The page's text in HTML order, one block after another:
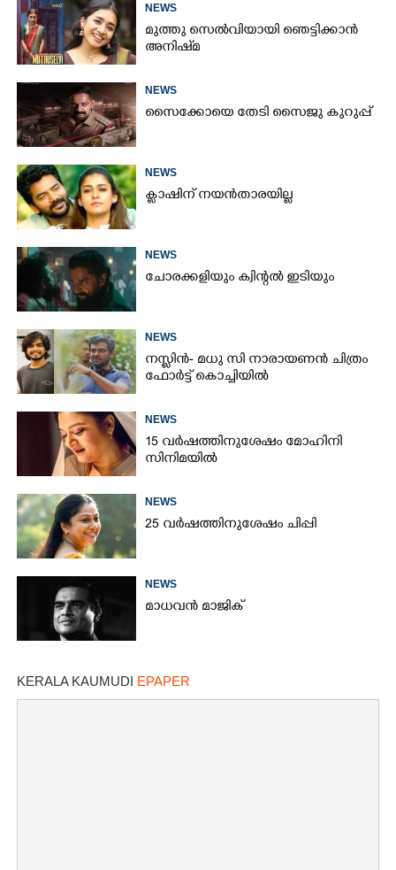
മോഹൻലാൽ
NEWS
മുത്തു സെൽവിയായി ഞെട്ടിക്കാൻ
അനിഷ്‌മ
NEWS
സൈക്കോയെ തേടി സൈജു കുറുപ്പ്
NEWS
ക്ലാഷിന് നയൻതാരയില്ല
NEWS
ചോരക്കളിയും ക്വിന്റൽ ഇടിയും
NEWS
നസ്ലിൻ- മധു സി നാരായണൻ ചിത്രം
ഫോർട്ട് കൊച്ചിയിൽ
NEWS
15 വർഷത്തിനുശേഷം മോഹിനി
സിനിമയിൽ
NEWS
25 വർഷത്തിനുശേഷം ചിപ്പി
NEWS
മാധവൻ മാജിക്
KERALA KAUMUDI EPAPER